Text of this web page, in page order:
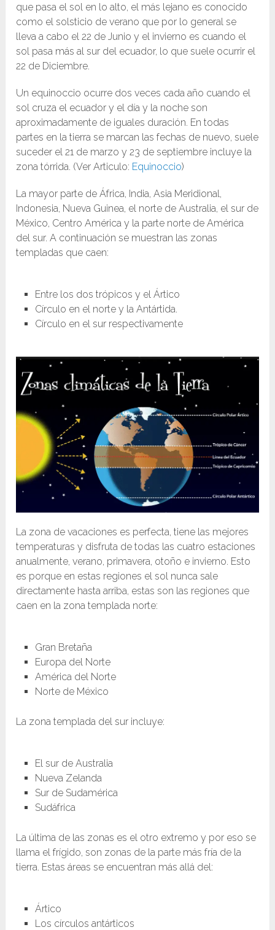
que pasa el sol en lo alto, el más lejano es conocido
como el solsticio de verano que por lo general se
lleva a cabo el 22 de Junio ​​y el invierno es cuando el
sol pasa más al sur del ecuador, lo que suele ocurrir el
22 de Diciembre.
Un equinoccio ocurre dos veces cada año cuando el
sol cruza el ecuador y el día y la noche son
aproximadamente de iguales duración. En todas
partes en la tierra se marcan las fechas de nuevo, suele
suceder el 21 de marzo y 23 de septiembre incluye la
zona tórrida. (Ver Articulo: Equinoccio)
La mayor parte de África, India, Asia Meridional,
Indonesia, Nueva Guinea, el norte de Australia, el sur de
México, Centro América y la parte norte de América
del sur. A continuación se muestran las zonas
templadas que caen:
Entre los dos trópicos y el Ártico
Círculo en el norte y la Antártida.
Círculo en el sur respectivamente
La zona de vacaciones es perfecta, tiene las mejores
temperaturas y disfruta de todas las cuatro estaciones
anualmente, verano, primavera, otoño e invierno. Esto
es porque en estas regiones el sol nunca sale
directamente hasta arriba, estas son las regiones que
caen en la zona templada norte:
Gran Bretaña
Europa del Norte
América del Norte
Norte de México
La zona templada del sur incluye:
El sur de Australia
Nueva Zelanda
Sur de Sudamérica
Sudáfrica
La última de las zonas es el otro extremo y por eso se
llama el frígido, son zonas de la parte más fría de la
tierra. Estas áreas se encuentran más allá del:
Ártico
Los círculos antárticos